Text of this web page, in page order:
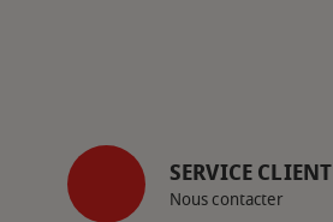
SERVICE CLIENT
Nous contacter